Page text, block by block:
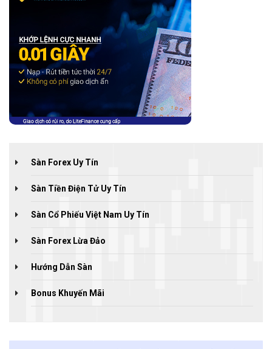
Sàn Forex Uy Tín
Sàn Tiền Điện Tử Uy Tín
Sàn Cổ Phiếu Việt Nam Uy Tín
Sàn Forex Lừa Đảo
Hướng Dẫn Sàn
Bonus Khuyến Mãi